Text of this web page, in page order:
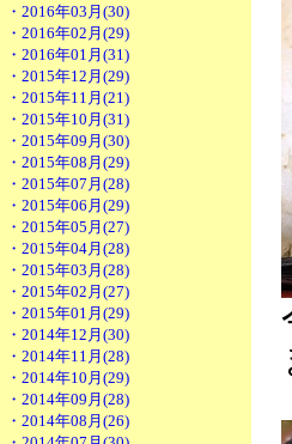
・2016年03月(30)
・2016年02月(29)
・2016年01月(31)
・2015年12月(29)
・2015年11月(21)
・2015年10月(31)
・2015年09月(30)
・2015年08月(29)
・2015年07月(28)
・2015年06月(29)
・2015年05月(27)
・2015年04月(28)
・2015年03月(28)
・2015年02月(27)
・2015年01月(29)
・2014年12月(30)
・2014年11月(28)
・2014年10月(29)
・2014年09月(28)
・2014年08月(26)